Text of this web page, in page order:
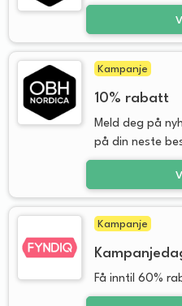
Kampanje
10% rabatt
Meld deg på
på din neste
Kampanje
Få inntil 60%